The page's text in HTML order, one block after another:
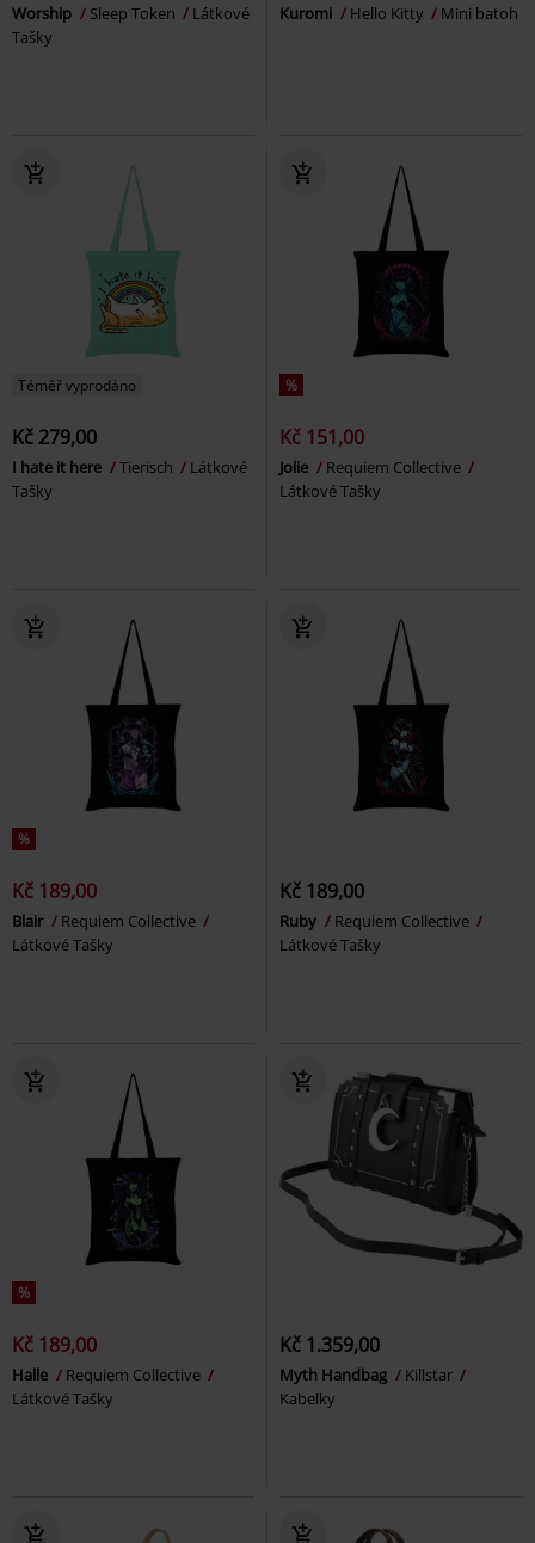
Worship Sleep Token
Látkové
Tašky
Kuromi Hello Kitty Mini batoh
Téměř vyprodáno
Kč 279,00
I hate it here Tierisch
Látkové
Tašky
%
Kč 151,00
Jolie
Requiem Collective
Látkové Tašky
%
Kč 189,00
Blair
Requiem Collective
Látkové Tašky
Kč 189,00
Ruby
Requiem Collective
Látkové Tašky
%
Kč 189,00
Halle
Requiem Collective
Látkové Tašky
Kč 1.359,00
Myth Handbag
Killstar
Kabelky